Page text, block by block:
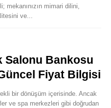
mekanınızın mimari dilini,
ve...
Salonu Bankosu
Fiyat Bilgisi
bir dönüşüm içerisinde. Ancak
ve spa merkezleri gibi doğrudan